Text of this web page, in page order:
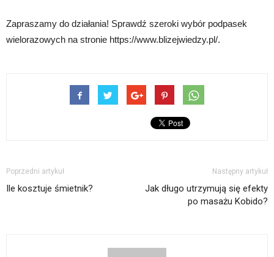
Zapraszamy do działania! Sprawdź szeroki wybór podpasek
wielorazowych na stronie https://www.blizejwiedzy.pl/.
Poprzedni artykuł
Ile kosztuje śmietnik?
Następny artykuł
Jak długo utrzymują się efekty
po masażu Kobido?